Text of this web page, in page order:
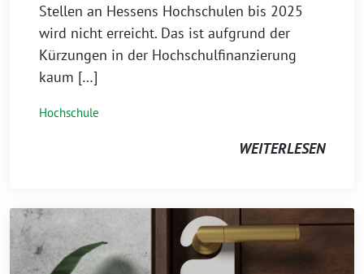
Stellen an Hessens Hochschulen bis 2025
wird nicht erreicht. Das ist aufgrund der
Kürzungen in der Hochschulfinanzierung
kaum […]
Hochschule
WEITERLESEN